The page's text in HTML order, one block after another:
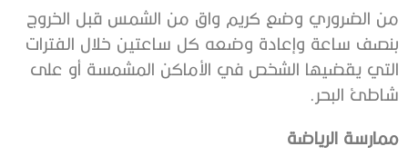
من الضروري وضع كريم واق من الشمس قبل الخروج
بنصف ساعة وإعادة وضعه كل ساعتين خلال الفترات
التي يقضيها الشخص في الأماكن المشمسة أو على
شاطئ البحر.
ممارسة الرياضة